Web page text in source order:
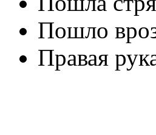
Пошло
Правая